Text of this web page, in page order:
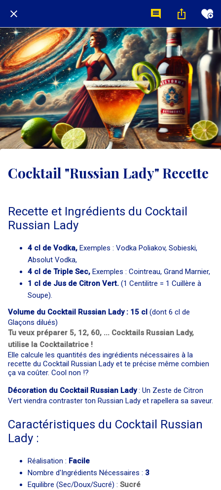
Cocktail "Russian Lady" Recette
Recette et Ingrédients du Cocktail
Russian Lady
4 cl de Vodka, Exemples : Vodka Poliakov, Sobieski,
Absolut Vodka,
4 cl de Triple Sec, Exemples : Cointreau, Grand Marnier,
1 cl de Jus de Citron Vert. (1 Centilitre = 1 Cuillère à
Soupe).
Volume du Cocktail Russian Lady : 15 cl (dont 6 cl de
Glaçons dilués)
Tu veux préparer 5, 12, 60, ... Cocktails Russian Lady,
utilise la Cocktailatrice !
Elle calcule les quantités des ingrédients nécessaires à la
recette du Cocktail Russian Lady et te précise même combien
ça va coûter. Cool non !?
Décoration du Cocktail Russian Lady: Un Zeste de Citron
Vert viendra contraster ton Russian Lady et rapellera sa saveur.
Caractéristiques du Cocktail Russian
Lady :
Réalisation : Facile
Nombre d'Ingrédients Nécessaires : 3
Equilibre (Sec/Doux/Sucré) : Sucré